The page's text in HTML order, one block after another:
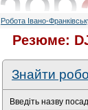
Робота Івано-
Резюме:
Знайти
Введіть назву